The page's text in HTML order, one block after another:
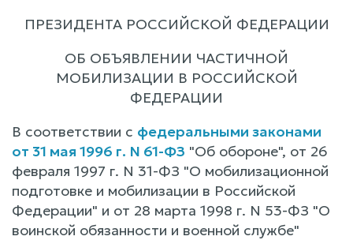
ПРЕЗИДЕНТА РОССИЙСКОЙ ФЕДЕРАЦИИ
ОБ ОБЪЯВЛЕНИИ ЧАСТИЧНОЙ
МОБИЛИЗАЦИИ В РОССИЙСКОЙ
ФЕДЕРАЦИИ
В соответствии с федеральными законами
от 31 мая 1996 г. N 61-ФЗ "Об обороне", от 26
февраля 1997 г. N 31-ФЗ "О мобилизационной
подготовке и мобилизации в Российской
Федерации" и от 28 марта 1998 г. N 53-ФЗ "О
воинской обязанности и военной службе"